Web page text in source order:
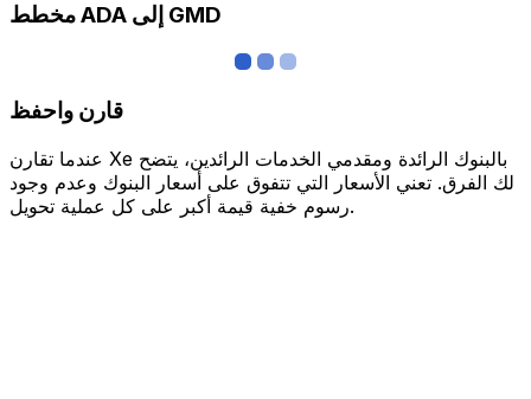
مخطط ADA إلى GMD
قارن واحفظ
عندما تقارن Xe بالبنوك الرائدة ومقدمي الخدمات الرائدين، يتضح
لك الفرق. تعني الأسعار التي تتفوق على أسعار البنوك وعدم وجود
رسوم خفية قيمة أكبر على كل عملية تحويل.